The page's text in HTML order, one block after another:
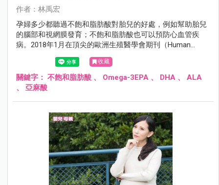
作者：林禹宏
孕婦多少都聽過不飽和脂肪酸對胎兒的好處，例如幫助胎兒
的腦部和視網膜發育；不飽和脂肪酸也可以預防心血管疾
病。2018年1月在頂尖的歐洲生殖醫學會期刊（Human
Reproduction）有一項哈佛大學的研究發現，不飽和脂肪酸
也會幫助懷孕。
收藏
關鍵字： 不飽和脂肪酸 、 Omega-3EPA 、 DHA 、 ALA
、 亞麻酸